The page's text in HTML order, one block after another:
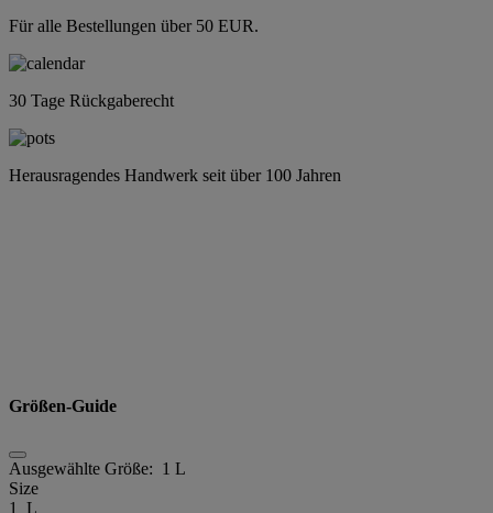
Für alle Bestellungen über 50 EUR.
30 Tage Rückgaberecht
Herausragendes Handwerk seit über 100 Jahren
Größen-Guide
Ausgewählte Größe: 1 L
Size
1 L